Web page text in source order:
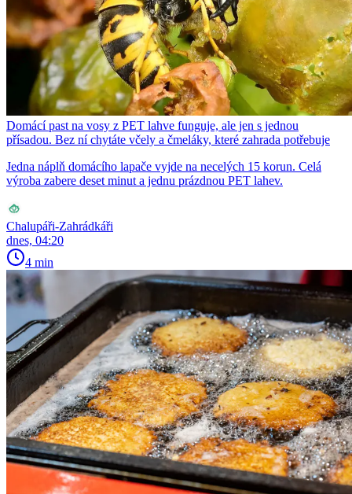
Domácí past na vosy z PET lahve funguje, ale jen s jednou
přísadou. Bez ní chytáte včely a čmeláky, které zahrada potřebuje
Jedna náplň domácího lapače vyjde na necelých 15 korun. Celá
výroba zabere deset minut a jednu prázdnou PET lahev.
Chalupáři-Zahrádkáři
dnes, 04:20
4 min